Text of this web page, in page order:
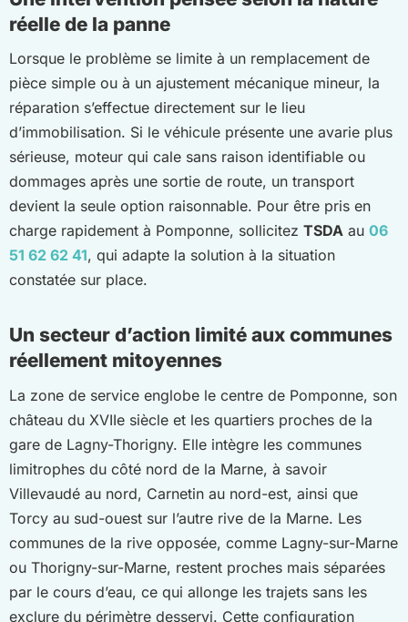
réelle de la panne
Lorsque le problème se limite à un remplacement de
pièce simple ou à un ajustement mécanique mineur, la
réparation s’effectue directement sur le lieu
d’immobilisation. Si le véhicule présente une avarie plus
sérieuse, moteur qui cale sans raison identifiable ou
dommages après une sortie de route, un transport
devient la seule option raisonnable. Pour être pris en
charge rapidement à Pomponne, sollicitez TSDA au 06
51 62 62 41, qui adapte la solution à la situation
constatée sur place.
Un secteur d’action limité aux communes
réellement mitoyennes
La zone de service englobe le centre de Pomponne, son
château du XVIIe siècle et les quartiers proches de la
gare de Lagny-Thorigny. Elle intègre les communes
limitrophes du côté nord de la Marne, à savoir
Villevaudé au nord, Carnetin au nord-est, ainsi que
Torcy au sud-ouest sur l’autre rive de la Marne. Les
communes de la rive opposée, comme Lagny-sur-Marne
ou Thorigny-sur-Marne, restent proches mais séparées
par le cours d’eau, ce qui allonge les trajets sans les
exclure du périmètre desservi. Cette configuration